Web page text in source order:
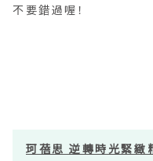
不要錯過喔！
珂蓓思 逆轉時光緊